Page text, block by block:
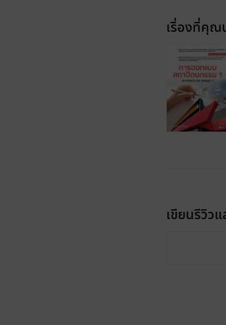
เรื่องที่คุณ
เขียนรีวิวแ